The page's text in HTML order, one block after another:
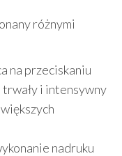
różnymi
na przeciskaniu
i intensywny
nadruku